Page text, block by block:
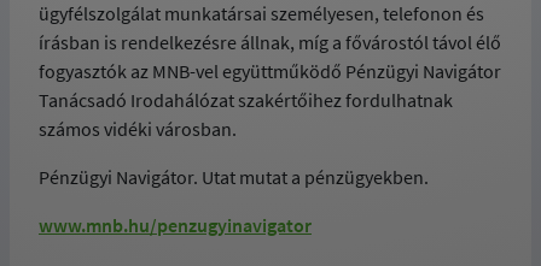
ügyfélszolgálat munkatársai személyesen, telefonon és
írásban is rendelkezésre állnak, míg a fővárostól távol élő
fogyasztók az MNB-vel együttműködő Pénzügyi Navigátor
Tanácsadó Irodahálózat szakértőihez fordulhatnak
számos vidéki városban.
Pénzügyi Navigátor. Utat mutat a pénzügyekben.
www.mnb.hu/penzugyinavigator